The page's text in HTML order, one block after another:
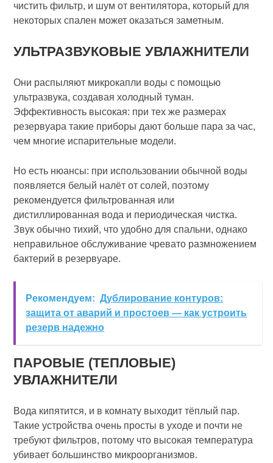
чистить фильтр, и шум от вентилятора, который для
некоторых спален может оказаться заметным.
УЛЬТРАЗВУКОВЫЕ УВЛАЖНИТЕЛИ
Они распыляют микрокапли воды с помощью
ультразвука, создавая холодный туман.
Эффективность высокая: при тех же размерах
резервуара такие приборы дают больше пара за час,
чем многие испарительные модели.
Но есть нюансы: при использовании обычной воды
появляется белый налёт от солей, поэтому
рекомендуется фильтрованная или
дистиллированная вода и периодическая чистка.
Звук обычно тихий, что удобно для спальни, однако
неправильное обслуживание чревато размножением
бактерий в резервуаре.
Рекомендуем: Дублирование контуров:
защита от аварий и простоев — как устроить
резерв надежно
ПАРОВЫЕ (ТЕПЛОВЫЕ)
УВЛАЖНИТЕЛИ
Вода кипятится, и в комнату выходит тёплый пар.
Такие устройства очень просты в уходе и почти не
требуют фильтров, потому что высокая температура
убивает большинство микроорганизмов.